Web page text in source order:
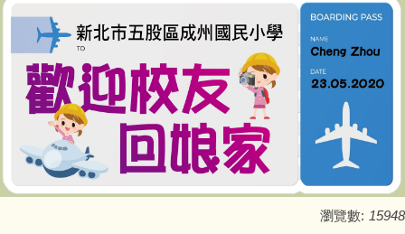
瀏覽數: 15948